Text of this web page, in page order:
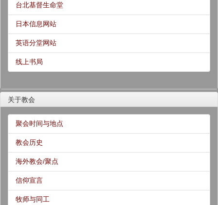
台北基督生命堂
日本信息网站
英语分堂网站
线上书局
关于教会
聚会时间与地点
教会历史
海外教会/聚点
信仰宣言
牧师与同工